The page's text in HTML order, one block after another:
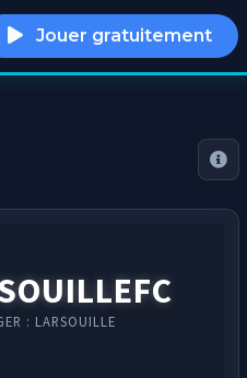
Jouer gratuitement
: LARSOUILLE